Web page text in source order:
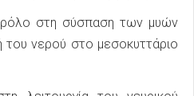
ρόλο στη σύσπαση των μυών
του νερού στο μεσοκυττάριο